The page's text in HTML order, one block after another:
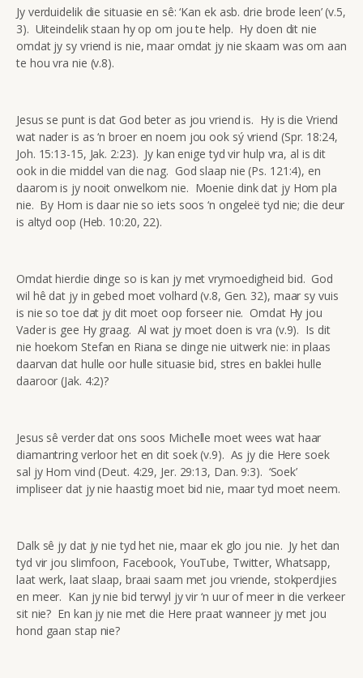
Jy verduidelik die situasie en sê: ‘Kan ek asb. drie brode leen’ (v.5,
3). Uiteindelik staan hy op om jou te help. Hy doen dit nie
omdat jy sy vriend is nie, maar omdat jy nie skaam was om aan
te hou vra nie (v.8).
Jesus se punt is dat God beter as jou vriend is. Hy is die Vriend
wat nader is as ‘n broer en noem jou ook sý vriend (Spr. 18:24,
Joh. 15:13-15, Jak. 2:23). Jy kan enige tyd vir hulp vra, al is dit
ook in die middel van die nag. God slaap nie (Ps. 121:4), en
daarom is jy nooit onwelkom nie. Moenie dink dat jy Hom pla
nie. By Hom is daar nie so iets soos ‘n ongeleë tyd nie; die deur
is altyd oop (Heb. 10:20, 22).
Omdat hierdie dinge so is kan jy met vrymoedigheid bid. God
wil hê dat jy in gebed moet volhard (v.8, Gen. 32), maar sy vuis
is nie so toe dat jy dit moet oop forseer nie. Omdat Hy jou
Vader is gee Hy graag. Al wat jy moet doen is vra (v.9). Is dit
nie hoekom Stefan en Riana se dinge nie uitwerk nie: in plaas
daarvan dat hulle oor hulle situasie bid, stres en baklei hulle
daaroor (Jak. 4:2)?
Jesus sê verder dat ons soos Michelle moet wees wat haar
diamantring verloor het en dit soek (v.9). As jy die Here soek
sal jy Hom vind (Deut. 4:29, Jer. 29:13, Dan. 9:3). ‘Soek’
impliseer dat jy nie haastig moet bid nie, maar tyd moet neem.
Dalk sê jy dat jy nie tyd het nie, maar ek glo jou nie. Jy het dan
tyd vir jou slimfoon, Facebook, YouTube, Twitter, Whatsapp,
laat werk, laat slaap, braai saam met jou vriende, stokperdjies
en meer. Kan jy nie bid terwyl jy vir ‘n uur of meer in die verkeer
sit nie? En kan jy nie met die Here praat wanneer jy met jou
hond gaan stap nie?